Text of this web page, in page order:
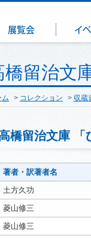
橋留治文
ム > コレクション > 収蔵
橋留治文庫 「
著者・訳著者名
土方久功
菱山修三
菱山修三